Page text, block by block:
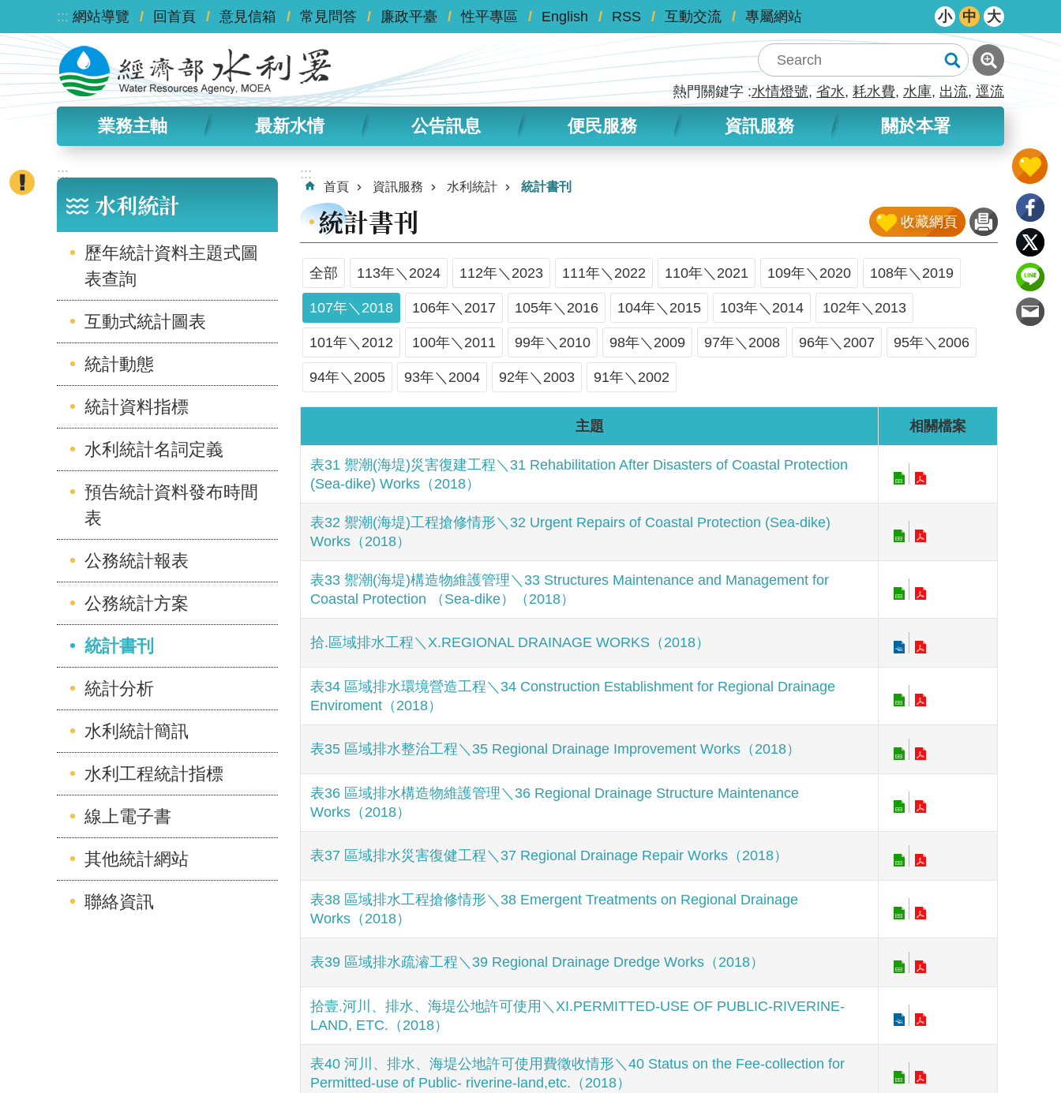
跳到主要內容區塊
::: 網站導覽 回首頁 意見信箱 常見問答 廉政平臺 性平專區 English RSS 互動交流 專屬網站 小 中 大
熱門關鍵字 水情燈號 省水 耗水費 水庫 出流 逕流
業務主軸 最新水情 公告訊息 便民服務 資訊服務 關於本署
:::
水利統計
歷年統計資料主題式圖
表查詢
互動式統計圖表
統計動態
統計資料指標
水利統計名詞定義
預告統計資料發布時間
表
公務統計報表
公務統計方案
統計書刊
統計分析
水利統計簡訊
水利工程統計指標
線上電子書
其他統計網站
聯絡資訊
:::
首頁 資訊服務 水利統計 統計書刊
統計書刊 收藏網頁
全部 113年＼2024 112年＼2023 111年＼2022 110年＼2021 109年＼2020 108年＼2019
107年＼2018 106年＼2017 105年＼2016 104年＼2015 103年＼2014 102年＼2013
101年＼2012 100年＼2011 99年＼2010 98年＼2009 97年＼2008 96年＼2007 95年＼2006
94年＼2005 93年＼2004 92年＼2003 91年＼2002
主題 相關檔案
表31 禦潮(海堤)災害復建工程＼31 Rehabilitation After Disasters of Coastal Protection
(Sea-dike) Works（2018）
表32 禦潮(海堤)工程搶修情形＼32 Urgent Repairs of Coastal Protection (Sea-dike)
Works（2018）
表33 禦潮(海堤)構造物維護管理＼33 Structures Maintenance and Management for
Coastal Protection （Sea-dike）（2018）
拾.區域排水工程＼X.REGIONAL DRAINAGE WORKS（2018）
表34 區域排水環境營造工程＼34 Construction Establishment for Regional Drainage
Enviroment（2018）
表35 區域排水整治工程＼35 Regional Drainage Improvement Works（2018）
表36 區域排水構造物維護管理＼36 Regional Drainage Structure Maintenance
Works（2018）
表37 區域排水災害復健工程＼37 Regional Drainage Repair Works（2018）
表38 區域排水工程搶修情形＼38 Emergent Treatments on Regional Drainage
Works（2018）
表39 區域排水疏濬工程＼39 Regional Drainage Dredge Works（2018）
拾壹.河川、排水、海堤公地許可使用＼XI.PERMITTED-USE OF PUBLIC-RIVERINE-
LAND, ETC.（2018）
表40 河川、排水、海堤公地許可使用費徵收情形＼40 Status on the Fee-collection for
Permitted-use of Public- riverine-land,etc.（2018）